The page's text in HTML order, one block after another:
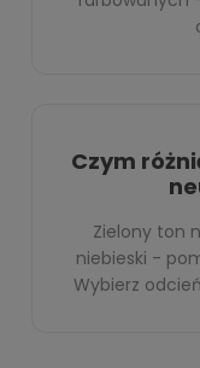
Czym
Zielony ton
niebieski -
Wybierz